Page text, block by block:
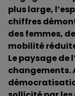
plus large,
chiffres
des femmes,
mobilité
Le paysage de
changements.